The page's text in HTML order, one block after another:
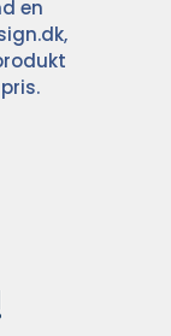
en
,